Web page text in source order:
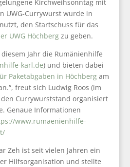
Kirchweihsonntag mit
UWG-Currywurst wurde in
den Startschuss für das
UWG Höchbergzu geben.
Jahr die Rumänienhilfe
karl.de) und bieten dabei
Paketabgaben in Höchbergam
freut sich Ludwig Roos (im
Currywurststand organisiert
Genaue Informationen
www.rumaenienhilfe-
Zeh ist seit vielen Jahren ein
Hilfsorganisation und stellte